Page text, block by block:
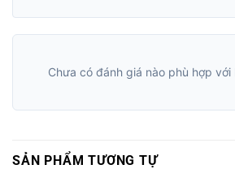
Chưa có đánh giá nào phù hợp
SẢN PHẨM TƯƠNG TỰ